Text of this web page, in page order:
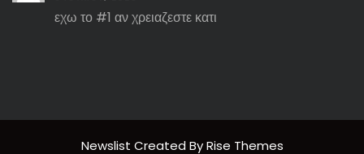
εχω το #1 αν χρειαζεστε κατι
Newslist Created ByRise Themes